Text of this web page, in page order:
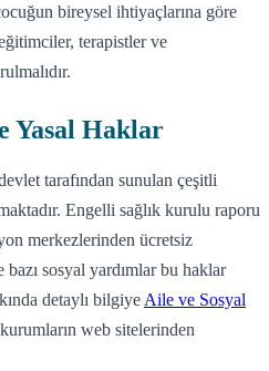
bireysel ihtiyaçlarına göre
terapistler ve
Yasal Haklar
tarafından sunulan çeşitli
Engelli sağlık kurulu raporu
merkezlerinden ücretsiz
sosyal yardımlar bu haklar
detaylı bilgiye Aile ve Sosyal
web sitelerinden